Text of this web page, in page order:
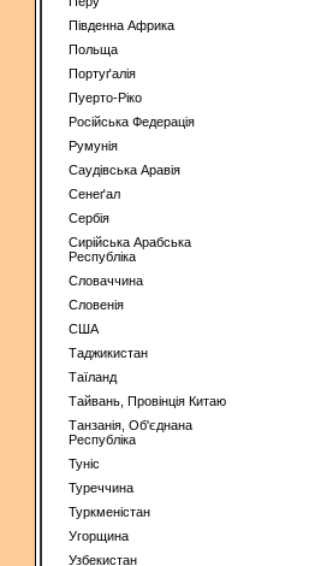
Пiвденна Африка
Польща
Портуґалiя
Пуерто-Ріко
Російська Федерація
Румунiя
Саудiвська Аравiя
Сенеґал
Сербія
Сирiйська Арабська
Республiка
Словаччина
Словенiя
США
Таджикистан
Таїланд
Тайвань, Провiнцiя Китаю
Танзанія, Об'єднана
Республіка
Тунiс
Туреччина
Туркменістан
Угорщина
Узбекистан